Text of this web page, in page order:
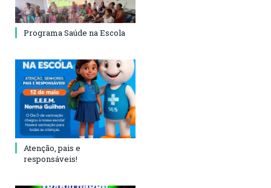
Programa Saúde na Escola
Atenção, pais e
responsáveis!